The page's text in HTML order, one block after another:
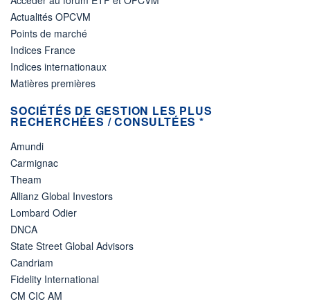
Actualités OPCVM
Points de marché
Indices France
Indices internationaux
Matières premières
SOCIÉTÉS DE GESTION LES PLUS
RECHERCHÉES / CONSULTÉES *
Amundi
Carmignac
Theam
Allianz Global Investors
Lombard Odier
DNCA
State Street Global Advisors
Candriam
Fidelity International
CM CIC AM